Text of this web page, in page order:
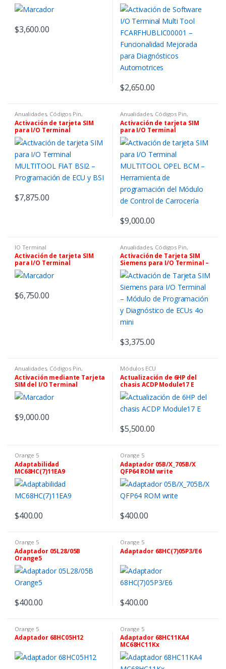
Licencia
FOMOCOKVMLIC000001 con
$3,600.00
FCARFHUBLIC00001 –
Funcionalidad Mejorada
para Diagnósticos
Automotrices
$2,650.00
Anualidades, Códigos Pin,
Software y Tokens, Controles,
Chips Y Equipos De
Programación,IO Terminal
Activación de tarjeta SIM
para I/O Terminal
MULTITOOL FIAT BSI2 –
Programación de ECU y BSI
$7,875.00
Anualidades, Códigos Pin,
Software y Tokens, Controles,
Chips Y Equipos De
Programación,IO Terminal
Activación de tarjeta SIM
para I/O Terminal
MULTITOOL OPEL BCM –
Herramienta de
programación del Módulo de
Control de Carrocería
$9,000.00
IO Terminal
Activación de tarjeta SIM
para I/O Terminal
MULTITOOL SMART SAM –
Licencia para programación
$6,750.00
Anualidades, Códigos Pin,
Software y Tokens, Controles,
Chips Y Equipos De
Programación,IO Terminal
Activación de Tarjeta SIM
Siemens para I/O Terminal –
Módulo de Programación y
Diagnóstico de ECUs 4o mini
$3,375.00
Anualidades, Códigos Pin,
Software y Tokens, Controles,
Chips Y Equipos De
Programación,IO Terminal
Activación mediante Tarjeta
SIM del I/O Terminal
MULTITOOL OPEL/GM TCM –
Programación del Módulo de
$9,000.00
Módulos ECU
Actualización de 6HP del
chasis ACDP Module17 E
$5,500.00
Orange 5
Adaptabilidad
MC68HC(7)11EA9
$400.00
Orange 5
Adaptador 05B/X_705B/X
QFP64 ROM write
$400.00
Orange 5
Adaptador 05L28/05B
Orange5
$400.00
Orange 5
Adaptador 68HC(7)05P3/E6
$400.00
Orange 5
Adaptador 68HC05H12
Orange 5
Adaptador 68HC11KA4
MC68HC11Kx